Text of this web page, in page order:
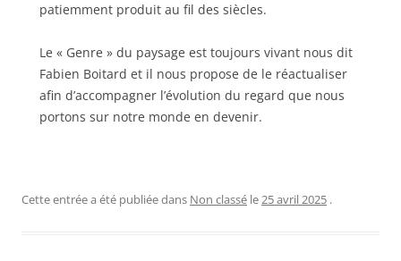
patiemment produit au fil des siècles.
Le « Genre » du paysage est toujours vivant nous dit
Fabien Boitard et il nous propose de le réactualiser
afin d’accompagner l’évolution du regard que nous
portons sur notre monde en devenir.
Cette entrée a été publiée dans Non classé le25 avril 2025 .